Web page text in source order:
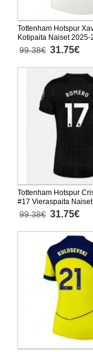
Tottenham Hotspur
Kotipaita Naiset 2025-
Lyhythihainen
99.38€ 31.75€
Tottenham Hotspur
#17 Vieraspaita
Lyhythihainen
99.38€ 31.75€